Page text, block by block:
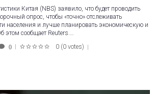
Китая (NBS) заявило, что будет проводить
опрос, чтобы «точно» отслеживать
населения и лучше планировать экономическую и
этом сообщает Reuters.…
0 0 (0 votes)